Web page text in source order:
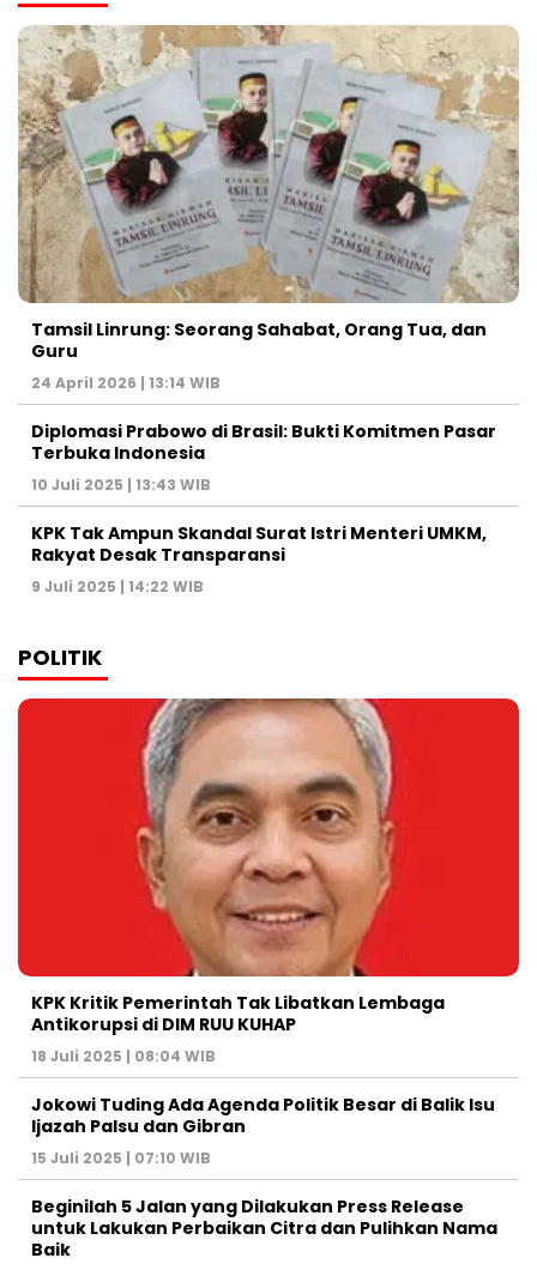
Tamsil Linrung: Seorang Sahabat, Orang Tua, dan
Guru
24 April 2026 | 13:14 WIB
Diplomasi Prabowo di Brasil: Bukti Komitmen Pasar
Terbuka Indonesia
10 Juli 2025 | 13:43 WIB
KPK Tak Ampun Skandal Surat Istri Menteri UMKM,
Rakyat Desak Transparansi
9 Juli 2025 | 14:22 WIB
POLITIK
KPK Kritik Pemerintah Tak Libatkan Lembaga
Antikorupsi di DIM RUU KUHAP
18 Juli 2025 | 08:04 WIB
Jokowi Tuding Ada Agenda Politik Besar di Balik Isu
Ijazah Palsu dan Gibran
15 Juli 2025 | 07:10 WIB
Beginilah 5 Jalan yang Dilakukan Press Release
untuk Lakukan Perbaikan Citra dan Pulihkan Nama
Baik